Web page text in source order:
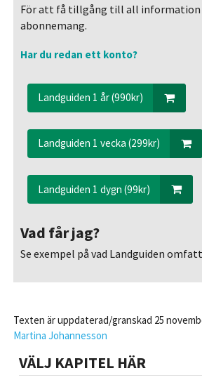
För att få tillgång till all information
abonnemang.
Har du redan ett konto?
Landguiden 1 år (990kr)
Landguiden 1 vecka (299kr)
Landguiden 1 dygn (99kr)
Vad får jag?
Se exempel på vad Landguiden
Texten är uppdaterad/granskad 25
Martina Johannesson
VÄLJ KAPITEL HÄR